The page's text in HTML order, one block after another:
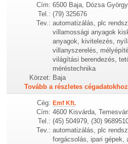
Cím: 6500 Baja, Dózsa
Tel.: (79) 325676
Tev.: automatizálás, plc
villamossági anyagok
anyagok, kivitelezés,
villanyszerelés,
világítási berendezés,
méréstechnika
Körzet: Baja
Tovább a részletes
Cég: Emf Kft.
Cím: 4600 Kisvárda,
Tel.: (45) 504979, (30)
Tev.: automatizálás, plc
forgácsolás, ipari gépek,